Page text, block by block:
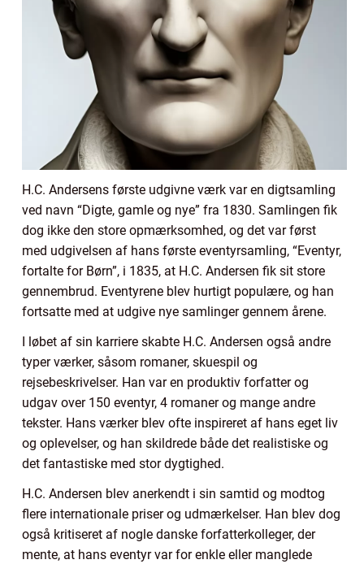
H.C. Andersens første udgivne værk var en digtsamling
ved navn “Digte, gamle og nye” fra 1830. Samlingen fik
dog ikke den store opmærksomhed, og det var først
med udgivelsen af hans første eventyrsamling, “Eventyr,
fortalte for Børn”, i 1835, at H.C. Andersen fik sit store
gennembrud. Eventyrene blev hurtigt populære, og han
fortsatte med at udgive nye samlinger gennem årene.
I løbet af sin karriere skabte H.C. Andersen også andre
typer værker, såsom romaner, skuespil og
rejsebeskrivelser. Han var en produktiv forfatter og
udgav over 150 eventyr, 4 romaner og mange andre
tekster. Hans værker blev ofte inspireret af hans eget liv
og oplevelser, og han skildrede både det realistiske og
det fantastiske med stor dygtighed.
H.C. Andersen blev anerkendt i sin samtid og modtog
flere internationale priser og udmærkelser. Han blev dog
også kritiseret af nogle danske forfatterkolleger, der
mente, at hans eventyr var for enkle eller manglede